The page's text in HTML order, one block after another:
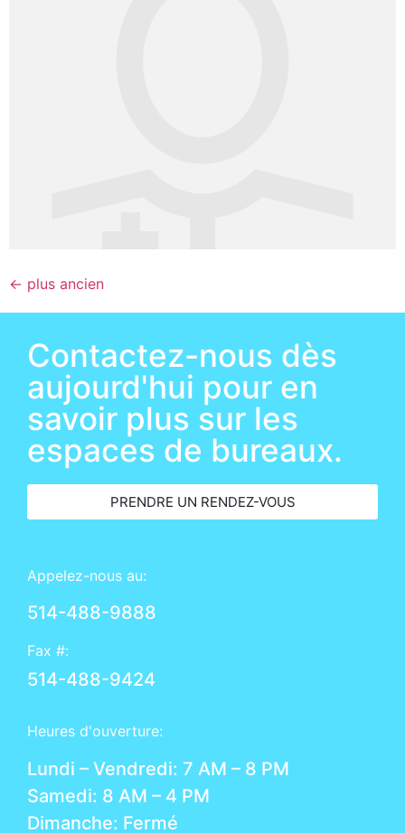
← plus ancien
Contactez-nous dès
aujourd'hui pour en
savoir plus sur les
espaces de bureaux.
PRENDRE UN RENDEZ-VOUS
Appelez-nous au:
514-488-9888
Fax #:
514-488-9424
Heures d'ouverture:
Lundi – Vendredi: 7 AM – 8 PM
Samedi: 8 AM – 4 PM
Dimanche: Fermé